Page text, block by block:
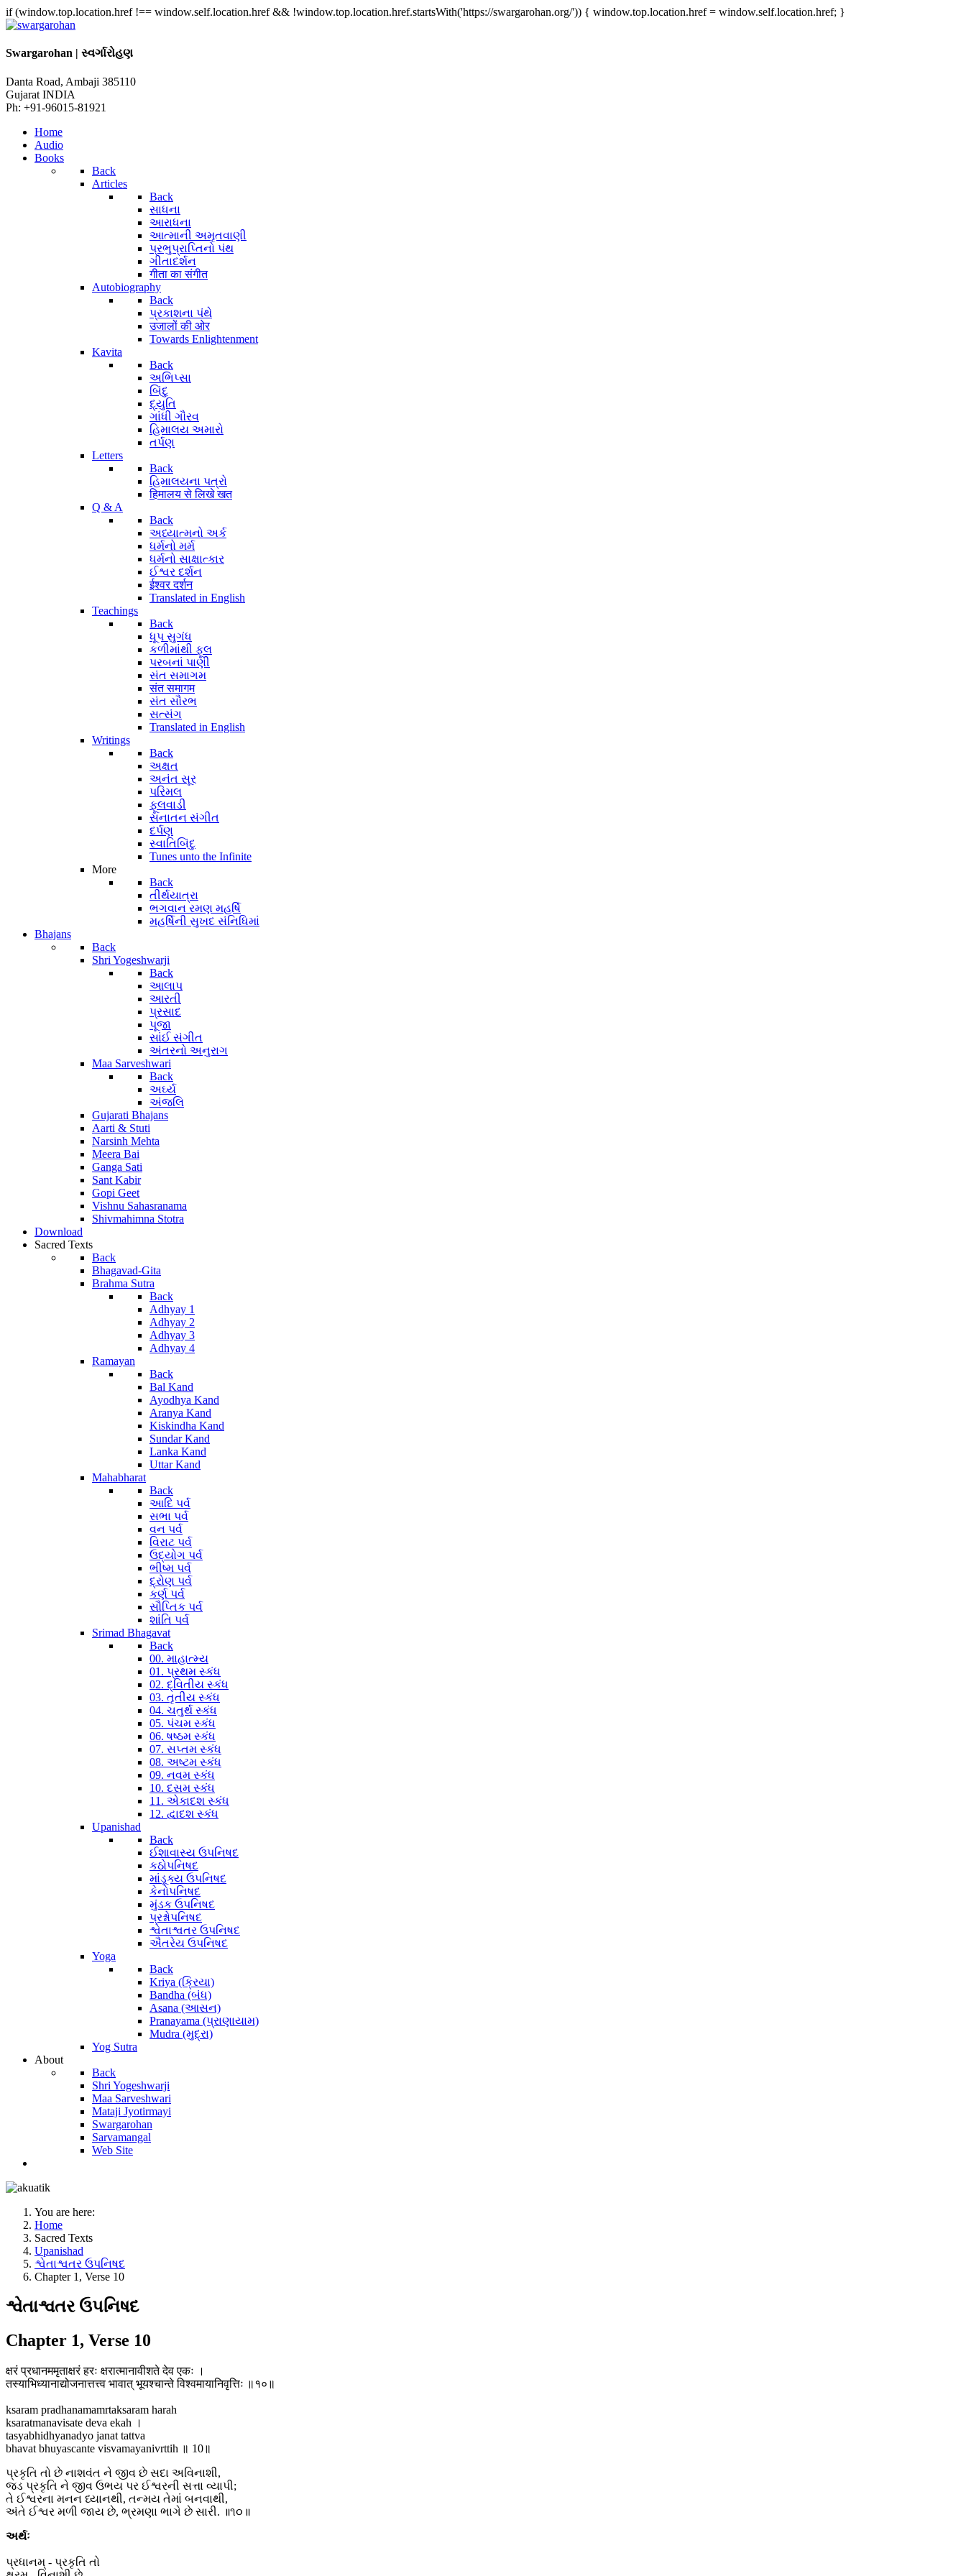
if (window.top.location.href !== window.self.location.href && !window.top.location.href.startsWith('https://swargarohan.org/')) { window.top.location.href = window.self.location.href; }
Swargarohan | સ્વર્ગારોહણ
Danta Road, Ambaji 385110
Gujarat INDIA
Ph: +91-96015-81921
Home
Audio
Books
Back
Articles
Back
સાધના
આરાધના
આત્માની અમૃતવાણી
પ્રભુપ્રાપ્તિનો પંથ
ગીતાદર્શન
गीता का संगीत
Autobiography
Back
પ્રકાશના પંથે
उजालों की ओर
Towards Enlightenment
Kavita
Back
અભિપ્સા
બિંદુ
દ્યુતિ
ગાંધી ગૌરવ
હિમાલય અમારો
તર્પણ
Letters
Back
હિમાલયના પત્રો
हिमालय से लिखे खत
Q & A
Back
અધ્યાત્મનો અર્ક
ધર્મનો મર્મ
ધર્મનો સાક્ષાત્કાર
ઈશ્વર દર્શન
ईश्वर दर्शन
Translated in English
Teachings
Back
ધૂપ સુગંધ
કળીમાંથી ફૂલ
પરબનાં પાણી
સંત સમાગમ
संत समागम
સંત સૌરભ
સત્સંગ
Translated in English
Writings
Back
અક્ષત
અનંત સૂર
પરિમલ
ફૂલવાડી
સનાતન સંગીત
દર્પણ
સ્વાતિબિંદુ
Tunes unto the Infinite
More
Back
તીર્થયાત્રા
ભગવાન રમણ મહર્ષિ
મહર્ષિની સુખદ સંનિધિમાં
Bhajans
Back
Shri Yogeshwarji
Back
આલાપ
આરતી
પ્રસાદ
પૂજા
સાંઈ સંગીત
અંતરનો અનુરાગ
Maa Sarveshwari
Back
અર્ઘ્ય
અંજલિ
Gujarati Bhajans
Aarti & Stuti
Narsinh Mehta
Meera Bai
Ganga Sati
Sant Kabir
Gopi Geet
Vishnu Sahasranama
Shivmahimna Stotra
Download
Sacred Texts
Back
Bhagavad-Gita
Brahma Sutra
Back
Adhyay 1
Adhyay 2
Adhyay 3
Adhyay 4
Ramayan
Back
Bal Kand
Ayodhya Kand
Aranya Kand
Kiskindha Kand
Sundar Kand
Lanka Kand
Uttar Kand
Mahabharat
Back
આદિ પર્વ
સભા પર્વ
વન પર્વ
વિરાટ પર્વ
ઉદ્યોગ પર્વ
ભીષ્મ પર્વ
દ્રોણ પર્વ
કર્ણ પર્વ
સૌપ્તિક પર્વ
શાંતિ પર્વ
Srimad Bhagavat
Back
00. માહાત્મ્ય
01. પ્રથમ સ્કંધ
02. દ્વિતીય સ્કંધ
03. તૃતીય સ્કંધ
04. ચતુર્થ સ્કંધ
05. પંચમ સ્કંધ
06. ષષ્ઠમ સ્કંધ
07. સપ્તમ સ્કંધ
08. અષ્ટમ સ્કંધ
09. નવમ સ્કંધ
10. દસમ સ્કંધ
11. એકાદશ સ્કંધ
12. દ્વાદશ સ્કંધ
Upanishad
Back
ઈશાવાસ્ય ઉપનિષદ
કઠોપનિષદ
માંડૂક્ય ઉપનિષદ
કેનોપનિષદ
મુંડક ઉપનિષદ
પ્રશ્નોપનિષદ
શ્વેતાશ્વતર ઉપનિષદ
ઐતરેય ઉપનિષદ
Yoga
Back
Kriya (ક્રિયા)
Bandha (બંધ)
Asana (આસન)
Pranayama (પ્રાણાયામ)
Mudra (મુદ્રા)
Yog Sutra
About
Back
Shri Yogeshwarji
Maa Sarveshwari
Mataji Jyotirmayi
Swargarohan
Sarvamangal
Web Site
You are here:
Home
Sacred Texts
Upanishad
શ્વેતાશ્વતર ઉપનિષદ
Chapter 1, Verse 10
શ્વેતાશ્વતર ઉપનિષદ
Chapter 1, Verse 10
क्षरं प्रधानममृताक्षरं हरः क्षरात्मानावीशते देव एकः ।
तस्याभिध्यानाद्योजनात्तत्त्व भावात् भूयश्चान्ते विश्वमायानिवृत्तिः ॥१०॥
ksaram pradhanamamrtaksaram harah
ksaratmanavisate deva ekah ।
tasyabhidhyanadyo janat tattva
bhavat bhuyascante visvamayanivrttih ॥ 10॥
પ્રકૃતિ તો છે નાશવંત ને જીવ છે સદા અવિનાશી,
જડ પ્રકૃતિ ને જીવ ઉભય પર ઈશ્વરની સત્તા વ્યાપી;
તે ઈશ્વરના મનન ધ્યાનથી, તન્મય તેમાં બનવાથી,
અંતે ઈશ્વર મળી જાય છે, ભ્રમણા ભાગે છે સારી. ॥૧૦॥
અર્થઃ
પ્રધાનમ્ - પ્રકૃતિ તો